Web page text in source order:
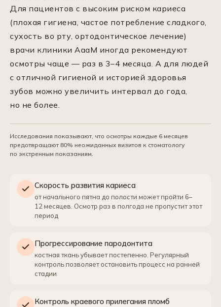
Для пациентов с высоким риском кариеса
(плохая гигиена, частое потребление сладкого,
сухость во рту, ортодонтическое лечение)
врачи клиники АааМ иногда рекомендуют
осмотры чаще — раз в 3–4 месяца. А для людей
с отличной гигиеной и историей здоровья
зубов можно увеличить интервал до года,
но не более.
Исследования показывают, что осмотры каждые 6 месяцев
предотвращают 80% неожиданных визитов к стоматологу
по экстренным показаниям.
Скорость развития кариеса
от начального пятна до полости может пройти 6–
12 месяцев. Осмотр раз в полгода не пропустит этот
период
Прогрессирование пародонтита
костная ткань убывает постепенно. Регулярный
контроль позволяет остановить процесс на ранней
стадии
Контроль краевого прилегания пломб